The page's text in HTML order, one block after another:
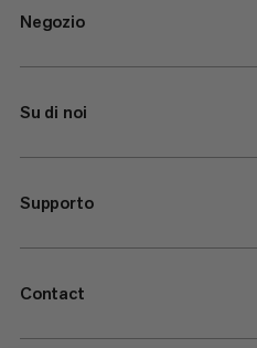
Negozio
Su di noi
Supporto
Contact